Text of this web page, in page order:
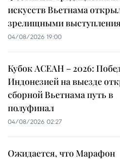
искусств Вьетнама
зрелищными
04/08/2026 19:00
Кубок АСЕАН – 2026:
Индонезией на выезде
сборной Вьетнама путь в
полуфинал
04/08/2026 02:27
Ожидается, что Марафон